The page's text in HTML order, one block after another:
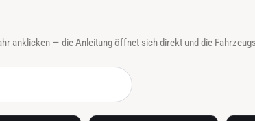
anklicken — die Anleitung öffnet sich direkt und die